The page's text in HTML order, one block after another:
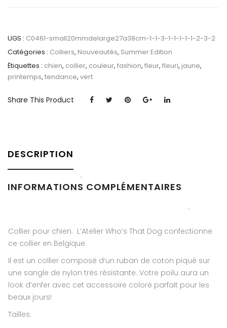
UGS : C0461-small20mmdelarge27a38cm-1-1-3-1-1-1-1-1-2-3-2
Catégories : Colliers, Nouveautés, Summer Edition
Étiquettes : chien, collier, couleur, fashion, fleur, fleuri, jaune,
printemps, tendance, vert
Share This Product
DESCRIPTION
INFORMATIONS COMPLÉMENTAIRES
Collier pour chien. L’Atelier Who’s That Dog confectionne
ce collier en Belgique.
Il est un collier composé d’un ruban de coton piqué sur
une sangle de nylon très résistante. Votre poilu aura un
look d’enfer avec cet accessoire coloré parfait pour les
beaux jours!
Tailles: